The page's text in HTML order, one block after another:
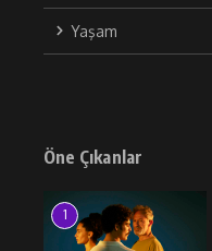
Yaşam
Öne Çıkanlar
1